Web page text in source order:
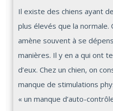
Il existe des chiens ayant
plus élevés que la
amène souvent à se
manières. Il y en a qui ont
d’eux. Chez un chien, on
manque de stimulations
« un manque d’auto-